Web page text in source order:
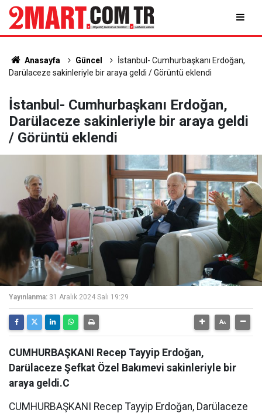
Anasayfa Güncel
İstanbul- Cumhurbaşkanı Erdoğan,
Darülaceze sakinleriyle bir araya geldi / Görüntü eklendi
İstanbul- Cumhurbaşkanı Erdoğan,
Darülaceze sakinleriyle bir araya geldi
/ Görüntü eklendi
Yayınlanma: 31 Aralık 2024 Salı 19:29
CUMHURBAŞKANI Recep Tayyip Erdoğan,
Darülaceze Şefkat Özel Bakımevi sakinleriyle bir
araya geldi.C
CUMHURBAŞKANI Recep Tayyip Erdoğan, Darülaceze